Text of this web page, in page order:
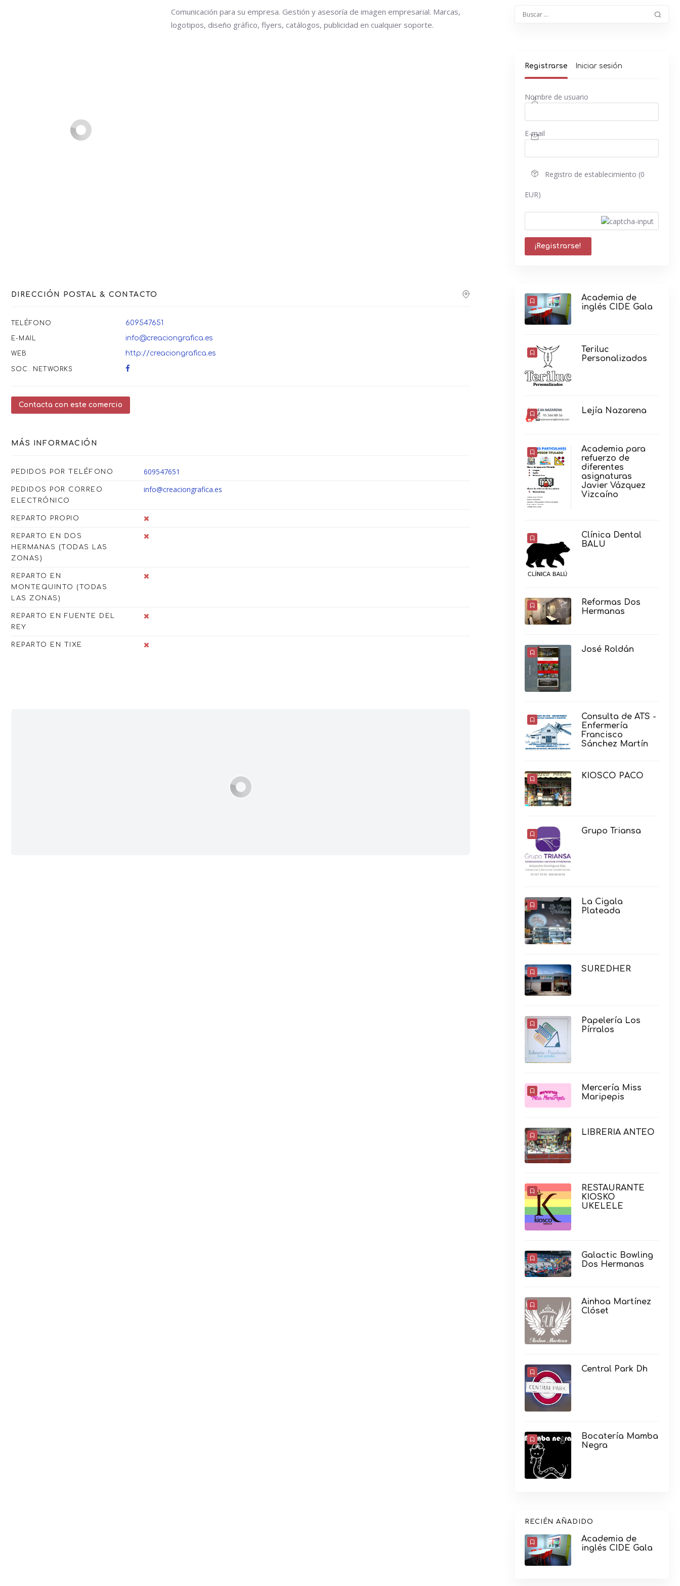
Comunicación para su empresa. Gestión y asesoría de imagen empresarial. Marcas,
logotipos, diseño gráfico, flyers, catálogos, publicidad en cualquier soporte.
DIRECCIÓN POSTAL & CONTACTO
TELÉFONO 609547651
E-MAIL info@creaciongrafica.es
WEB http://creaciongrafica.es
SOC. NETWORKS
Contacta con este comercio
MÁS INFORMACIÓN
PEDIDOS POR TELÉFONO 609547651
PEDIDOS POR CORREO
ELECTRÓNICO
info@creaciongrafica.es
REPARTO PROPIO
REPARTO EN DOS
HERMANAS (TODAS LAS
ZONAS)
REPARTO EN
MONTEQUINTO (TODAS
LAS ZONAS)
REPARTO EN FUENTE DEL
REY
REPARTO EN TIXE
Registrarse Iniciar sesión
Nombre de usuario
E-mail
Registro de establecimiento (0
EUR)
Academia de
inglés CIDE Gala
Teriluc
Personalizados
Lejía Nazarena
Academia para
refuerzo de
diferentes
asignaturas
Javier Vázquez
Vizcaíno
Clínica Dental
BALU
Reformas Dos
Hermanas
José Roldán
Consulta de ATS -
Enfermería
Francisco
Sánchez Martín
KIOSCO PACO
Grupo Triansa
La Cigala
Plateada
SUREDHER
Papelería Los
Pírralos
Mercería Miss
Maripepis
LIBRERIA ANTEO
RESTAURANTE
KIOSKO
UKELELE
Galactic Bowling
Dos Hermanas
Ainhoa Martínez
Clóset
Central Park Dh
Bocatería Mamba
Negra
RECIÉN AÑADIDO
Academia de
inglés CIDE Gala